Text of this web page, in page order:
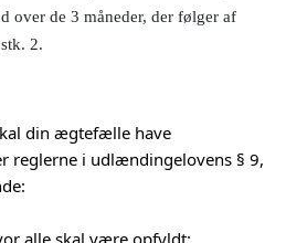
over de 3 måneder, der følger af
2.
din ægtefælle have
reglerne i udlændingelovens § 9,